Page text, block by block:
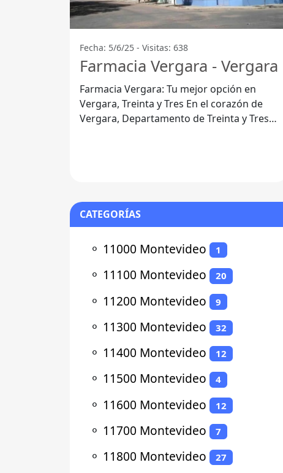
Fecha: 5/6/25 - Visitas: 638
Farmacia Vergara - Vergara
Farmacia Vergara: Tu mejor opción en
Vergara, Treinta y Tres En el corazón de
Vergara, Departamento de Treinta y Tres,
CATEGORÍAS
⚬ 11000 Montevideo 1
⚬ 11100 Montevideo 20
⚬ 11200 Montevideo 9
⚬ 11300 Montevideo 32
⚬ 11400 Montevideo 12
⚬ 11500 Montevideo 4
⚬ 11600 Montevideo 12
⚬ 11700 Montevideo 7
⚬ 11800 Montevideo 27